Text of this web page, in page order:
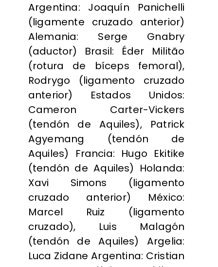
Argentina: Joaquín Panichelli
(ligamente cruzado anterior)
Alemania: Serge Gnabry
(aductor) Brasil: Éder Militão
(rotura de bíceps femoral),
Rodrygo (ligamento cruzado
anterior) Estados Unidos:
Cameron Carter-Vickers
(tendón de Aquiles), Patrick
Agyemang (tendón de
Aquiles) Francia: Hugo Ekitike
(tendón de Aquiles) Holanda:
Xavi Simons (ligamento
cruzado anterior) México:
Marcel Ruiz (ligamento
cruzado), Luis Malagón
(tendón de Aquiles) Argelia:
Luca Zidane Argentina: Cristian